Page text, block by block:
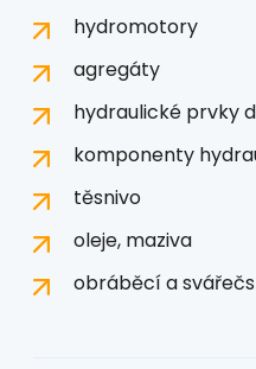
hydromotory
agregáty
hydraulické prvky
komponenty
těsnivo
oleje, maziva
obráběcí a